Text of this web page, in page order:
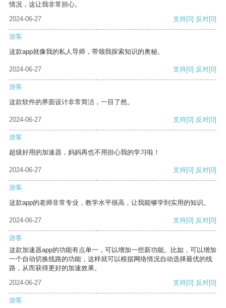
情况，这让我非常担心。
2024-06-27
支持[0] 反对[0]
游客
这款app就像我的私人导师，带领我探索知识的奥秘。
2024-06-27 支持[0] 反对[0]
游客
这款软件的界面设计非常简洁，一目了然。
2024-06-27 支持[0] 反对[0]
游客
超级好用的加速器，妈妈再也不用担心我的学习啦！
2024-06-27 支持[0] 反对[0]
游客
这款app的老师非常专业，教学水平很高，让我能够学到实用的知识。
2024-06-27 支持[0] 反对[0]
游客
这款加速器app的功能有点单一，可以增加一些新功能。比如，可以增加
一个自动切换线路的功能，这样就可以根据网络情况自动选择最优的线
路，从而获得更好的加速效果。
2024-06-27
支持[0] 反对[0]
游客